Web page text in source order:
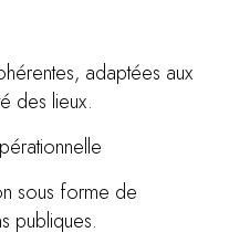
adaptées aux
des lieux.
sous forme de
publiques.